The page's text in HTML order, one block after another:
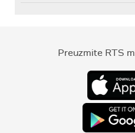
Preuzmite RTS